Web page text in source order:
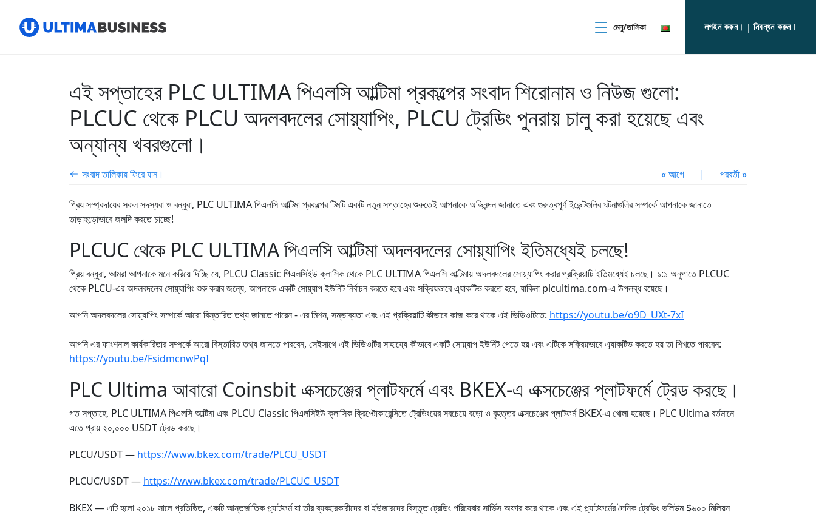
মেনু/তালিকা লগইন করুন। |নিবন্ধন করুন।
এই সপ্তাহের PLC ULTIMA পিএলসি আল্টিমা প্রকল্পের সংবাদ শিরোনাম ও নিউজ গুলো:
PLCUC থেকে PLCU অদলবদলের সোয়্যাপিং, PLCU ট্রেডিং পুনরায় চালু করা হয়েছে এবং
অন্যান্য খবরগুলো।
সংবাদ তালিকায় ফিরে যান। « আগে | পরবর্তী »
প্রিয় সম্প্রদায়ের সকল সদস্যরা ও বন্ধুরা, PLC ULTIMA পিএলসি আল্টিমা প্রকল্পের টিমটি একটি নতুন সপ্তাহের শুরুতেই আপনাকে অভিনন্দন জানাতে এবং গুরুত্বপূর্ণ ইভেন্টগুলির ঘটনাগুলির সম্পর্কে আপনাকে জানাতে
তাড়াহুড়োভাবে জলদি করতে চাচ্ছে!
PLCUC থেকে PLC ULTIMA পিএলসি আল্টিমা অদলবদলের সোয়্যাপিং ইতিমধ্যেই চলছে!
প্রিয় বন্ধুরা, আমরা আপনাকে মনে করিয়ে দিচ্ছি যে, PLCU Classic পিএলসিইউ ক্লাসিক থেকে PLC ULTIMA পিএলসি আল্টিমায় অদলবদলের সোয়্যাপিং করার প্রক্রিয়াটি ইতিমধ্যেই চলছে। ১:১ অনুপাতে PLCUC
থেকে PLCU-এর অদলবদলের সোয়্যাপিং শুরু করার জন্যে, আপনাকে একটি সোয়্যাপ ইউনিট নির্বাচন করতে হবে এবং সক্রিয়ভাবে এ্যাকটিভ করতে হবে, যাকিনা plcultima.com-এ উপলব্ধ রয়েছে।
আপনি অদলবদলের সোয়্যাপিং সম্পর্কে আরো বিস্তারিত তথ্য জানতে পারেন - এর মিশন, সম্ভাব্যতা এবং এই প্রক্রিয়াটি কীভাবে কাজ করে থাকে এই ভিডিওটিতে: https://youtu.be/o9D_UXt-7xI
আপনি এর ফাংশনাল কার্যকারিতার সম্পর্কে আরো বিস্তারিত তথ্য জানতে পারবেন, সেইসাথে এই ভিডিওটির সাহায্যে কীভাবে একটি সোয়্যাপ ইউনিট পেতে হয় এবং এটিকে সক্রিয়ভাবে এ্যাকটিভ করতে হয় তা শিখতে পারবেন:
https://youtu.be/FsidmcnwPqI
PLC Ultima আবারো Coinsbit এক্সচেঞ্জের প্লাটফর্মে এবং BKEX-এ এক্সচেঞ্জের প্লাটফর্মে ট্রেড করছে।
গত সপ্তাহে, PLC ULTIMA পিএলসি আল্টিমা এবং PLCU Classic পিএলসিইউ ক্লাসিক ক্রিপ্টোকারেন্সিতে ট্রেডিংয়ের সবচেয়ে বড়ো ও বৃহত্তর এক্সচেঞ্জের প্লাটফর্ম BKEX-এ খোলা হয়েছে। PLC Ultima বর্তমানে
এতে প্রায় ২০,০০০ USDT ট্রেড করছে।
PLCU/USDT — https://www.bkex.com/trade/PLCU_USDT
PLCUC/USDT — https://www.bkex.com/trade/PLCUC_USDT
BKEX — এটি হলো ২০১৮ সালে প্রতিষ্ঠিত, একটি আন্তর্জাতিক প্ল্যাটফর্ম যা তাঁর ব্যবহারকারীদের বা ইউজারদের বিস্তৃত ট্রেডিং পরিষেবার সার্ভিস অফার করে থাকে এবং এই প্ল্যাটফর্মের দৈনিক ট্রেডিং ভলিউম $৬০০ মিলিয়ন